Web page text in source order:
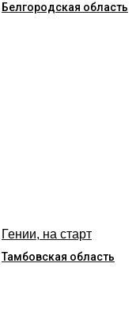
Белгородская область
Гении, на старт
Тамбовская область